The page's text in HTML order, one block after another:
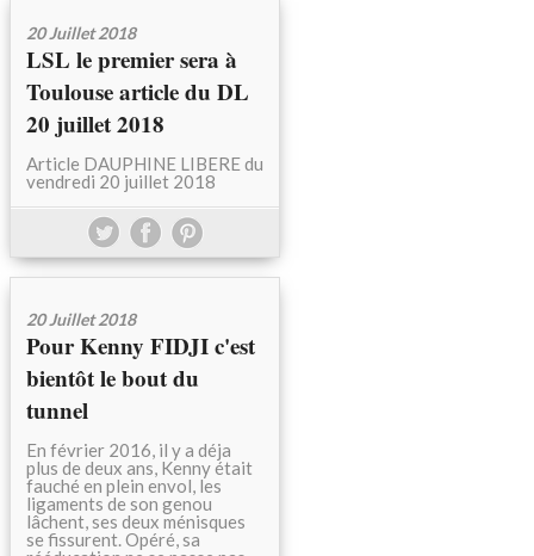
20 Juillet 2018
LSL le premier sera à
Toulouse article du DL
20 juillet 2018
Article DAUPHINE LIBERE du
vendredi 20 juillet 2018
20 Juillet 2018
Pour Kenny FIDJI c'est
bientôt le bout du
tunnel
En février 2016, il y a déja
plus de deux ans, Kenny était
fauché en plein envol, les
ligaments de son genou
lâchent, ses deux ménisques
se fissurent. Opéré, sa